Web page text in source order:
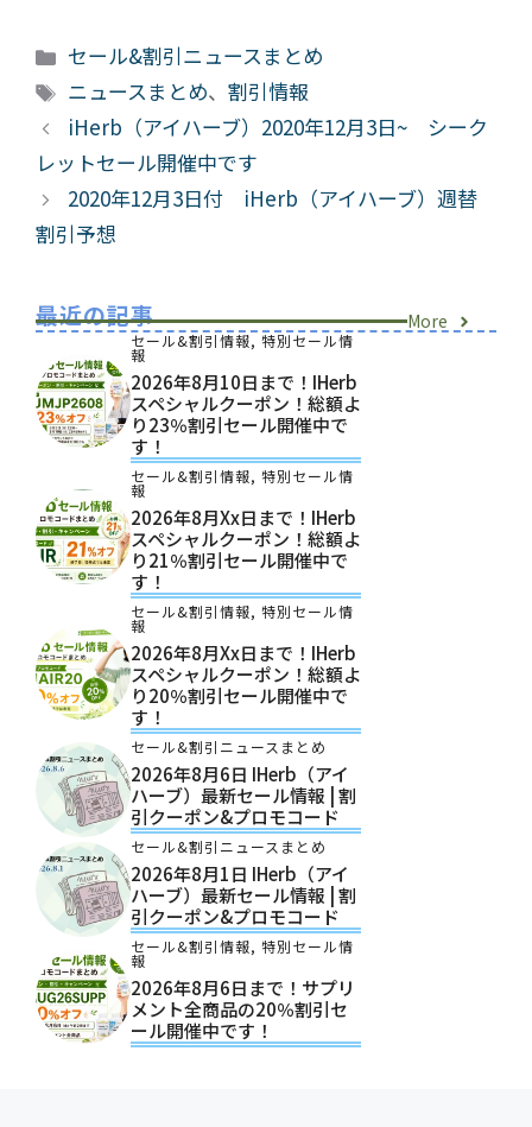
カ
テ
ゴ
リ
ー
セール&割引ニュースまとめ
タ
グ
ニュースまとめ、割引情報
iHerb（アイハーブ）2020年12月3日~ シーク
レットセール開催中です
2020年12月3日付 iHerb（アイハーブ）週替
割引予想
最近の記事 More
セール&割引情報, 特別セール情
報
2026年8月10日まで！iHerb
スペシャルクーポン！総額よ
り23％割引セール開催中で
す！
セール&割引情報, 特別セール情
報
2026年8月xx日まで！iHerb
スペシャルクーポン！総額よ
り21％割引セール開催中で
す！
セール&割引情報, 特別セール情
報
2026年8月xx日まで！iHerb
スペシャルクーポン！総額よ
り20％割引セール開催中で
す！
セール&割引ニュースまとめ
2026年8月6日 IHerb（アイ
ハーブ）最新セール情報 | 割
引クーポン&プロモコード
セール&割引ニュースまとめ
2026年8月1日 IHerb（アイ
ハーブ）最新セール情報 | 割
引クーポン&プロモコード
セール&割引情報, 特別セール情
報
2026年8月6日まで！サプリ
メント全商品の20％割引セ
ール開催中です！